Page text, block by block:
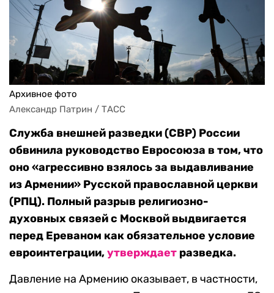
Архивное фото
Александр Патрин / ТАСС
Служба внешней разведки (СВР) России
обвинила руководство Евросоюза в том, что
оно «агрессивно взялось за выдавливание
из Армении» Русской православной церкви
(РПЦ). Полный разрыв религиозно-
духовных связей с Москвой выдвигается
перед Ереваном как обязательное условие
евроинтеграции,утверждает разведка.
Давление на Армению оказывает, в частности,